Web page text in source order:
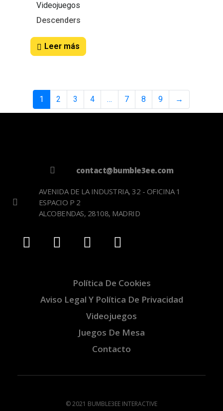
Videojuegos
Descenders
Leer más
1 2 3 4 … 7 8 9 →
contact@bumble3ee.com
AVENIDA DE LA INDUSTRIA, 32 - OFICINA 1
ESPACIO P 2
ALCOBENDAS, 28108, MADRID
Política De Cookies
Aviso Legal Y Política De Privacidad
Videojuegos
Juegos De Mesa
Contacto
© 2021 BUMBLE3EE INTERACTIVE